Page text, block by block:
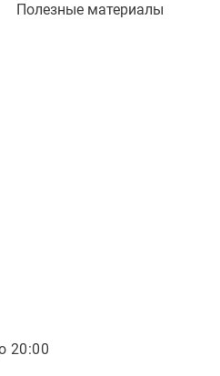
Полезные материалы
20:00